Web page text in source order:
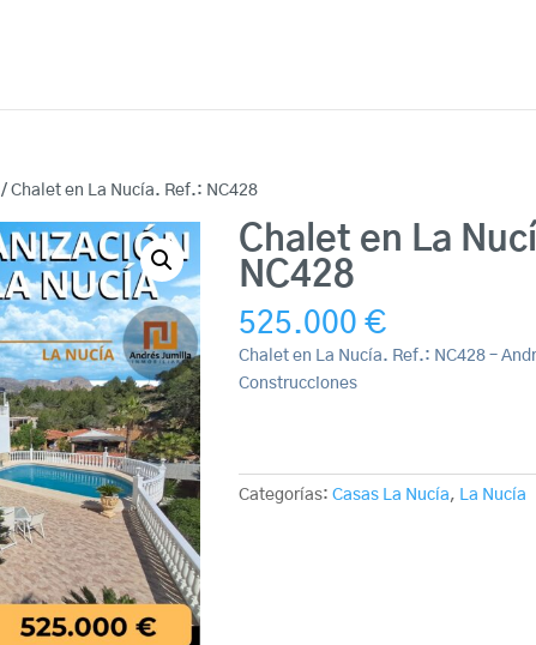
/ Chalet en La Nucía. Ref.: NC428
Chalet en La
NC428
525.000€
Chalet en La Nucía. Ref.: NC428 –
Construcciones
Categorías:Casas La Nucía, La Nucía